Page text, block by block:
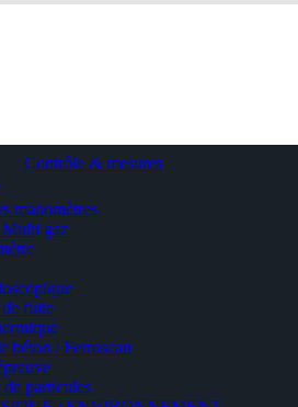
Contrôle & mesures
manomètres
Multi gaz
fuite
béton / Ferroscan
particules